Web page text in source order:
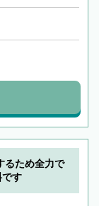
るため全力で
です